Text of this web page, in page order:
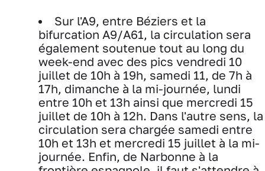
Sur l'A9, entre Béziers et la
bifurcation A9/A61, la circulation sera
également soutenue tout au long du
week-end avec des pics vendredi 10
juillet de 10h à 19h, samedi 11, de 7h à
17h, dimanche à la mi-journée, lundi
entre 10h et 13h ainsi que mercredi 15
juillet de 10h à 12h. Dans l'autre sens, la
circulation sera chargée samedi entre
10h et 13h et mercredi 15 juillet à la mi-
journée. Enfin, de Narbonne à la